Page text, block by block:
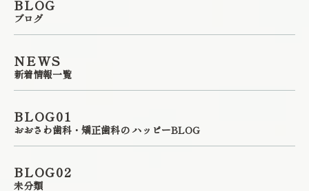
BLOG
ブログ
NEWS
新着情報一覧
BLOG01
おおさわ歯科・矯正歯科の ハッピーBLOG
BLOG02
未分類